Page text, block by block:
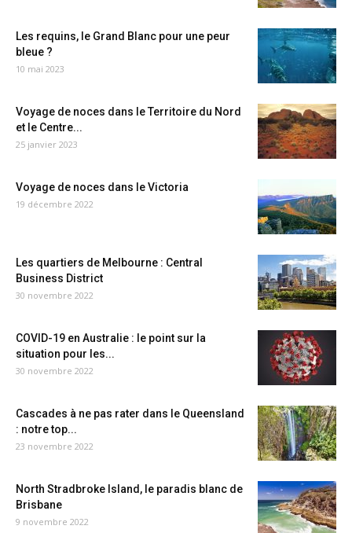
Les requins, le Grand Blanc pour une peur
bleue ?
10 mai 2023
Voyage de noces dans le Territoire du Nord
et le Centre...
25 janvier 2023
Voyage de noces dans le Victoria
19 décembre 2022
Les quartiers de Melbourne : Central
Business District
30 novembre 2022
COVID-19 en Australie : le point sur la
situation pour les...
30 novembre 2022
Cascades à ne pas rater dans le Queensland
: notre top...
23 novembre 2022
North Stradbroke Island, le paradis blanc de
Brisbane
9 novembre 2022